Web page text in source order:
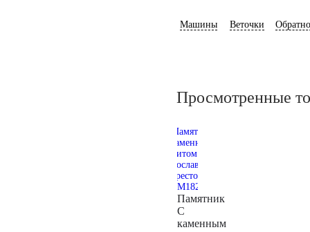
Машины Веточки
Просмотренные
Памятник
С
каменным